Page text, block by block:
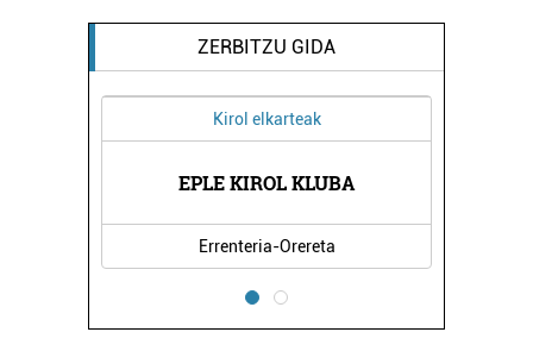
ZERBITZU GIDA
Kirol elkarteak
EPLE KIROL KLUBA
Errenteria-Orereta